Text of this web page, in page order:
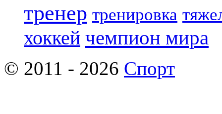
тренер тренировка
хоккей чемпион мира
© 2011 - 2026 Спорт